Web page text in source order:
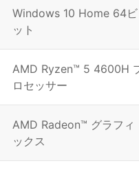
Windows 10 Home 64ビ
ット
AMD Ryzen™ 5 4600H
ロセッサー
AMD Radeon™ グラフィ
ックス